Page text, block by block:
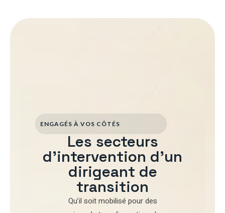
ENGAGÉS À VOS CÔTÉS
Les secteurs
d'intervention d'un
dirigeant de
transition
Qu’il soit mobilisé pourdes